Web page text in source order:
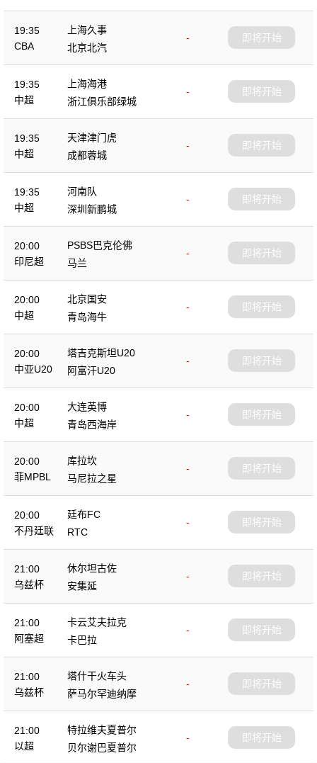
19:35
CBA
上海久事
-
北京北汽
即将开始
19:35
中超
上海海港
-
浙江俱乐部绿城
即将开始
19:35
中超
天津津门虎
-
成都蓉城
即将开始
19:35
中超
河南队
-
深圳新鹏城
即将开始
20:00
印尼超
PSBS巴克伦佛
-
马兰
即将开始
20:00
中超
北京国安
-
青岛海牛
即将开始
20:00
中亚U20
塔吉克斯坦U20
-
阿富汗U20
即将开始
20:00
中超
大连英博
-
青岛西海岸
即将开始
20:00
菲MPBL
库拉坎
-
马尼拉之星
即将开始
20:00
不丹廷联
廷布FC
-
RTC
即将开始
21:00
乌兹杯
休尔坦古佐
-
安集延
即将开始
21:00
阿塞超
卡云艾夫拉克
-
卡巴拉
即将开始
21:00
乌兹杯
塔什干火车头
-
萨马尔罕迪纳摩
即将开始
21:00
以超
特拉维夫夏普尔
-
贝尔谢巴夏普尔
即将开始